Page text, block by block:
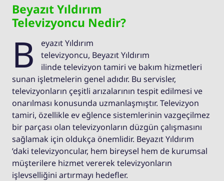
Beyazıt Yıldırım
Televizyoncu Nedir?
B
eyazıt Yıldırım
televizyoncu, Beyazıt Yıldırım
ilinde televizyon tamiri ve bakım hizmetleri
sunan işletmelerin genel adıdır. Bu servisler,
televizyonların çeşitli arızalarının tespit edilmesi ve
onarılması konusunda uzmanlaşmıştır. Televizyon
tamiri, özellikle ev eğlence sistemlerinin vazgeçilmez
bir parçası olan televizyonların düzgün çalışmasını
sağlamak için oldukça önemlidir. Beyazıt Yıldırım
’daki televizyoncular, hem bireysel hem de kurumsal
müşterilere hizmet vererek televizyonların
işlevselliğini artırmayı hedefler.